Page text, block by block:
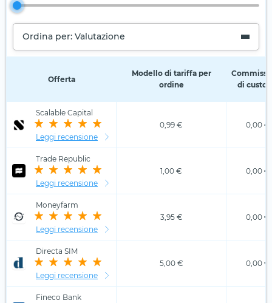
Ordina per: Valutazione
Offerta
Modello di tariffa per
ordine
di
Scalable Capital
Leggi recensione
0,99 € 0,00 €
Trade Republic
Leggi recensione
1,00 € 0,00 €
Moneyfarm
Leggi recensione
3,95 € 0,00 €
Directa SIM
Leggi recensione
5,00 € 0,00 €
Fineco Bank